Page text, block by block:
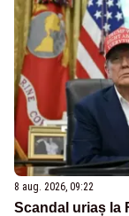
8 aug. 2026, 09:22
Scandal uriaș la